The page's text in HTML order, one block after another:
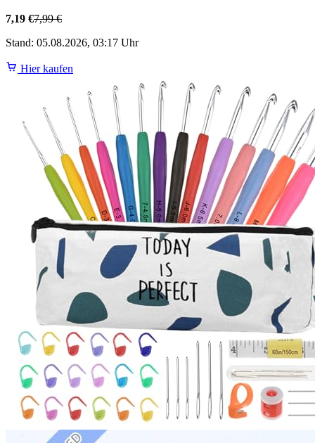
7,19 €7,99 €
Stand: 05.08.2026, 03:17 Uhr
Hier kaufen